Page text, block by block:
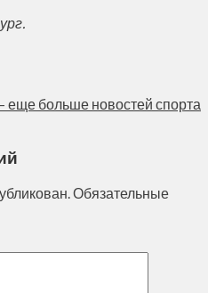
еще больше новостей спорта
Обязательные